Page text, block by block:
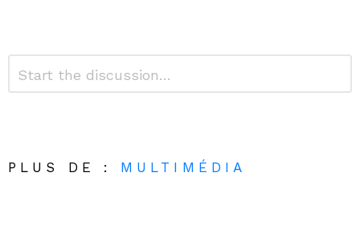
un
PLUS DE : MULTIMÉDIA